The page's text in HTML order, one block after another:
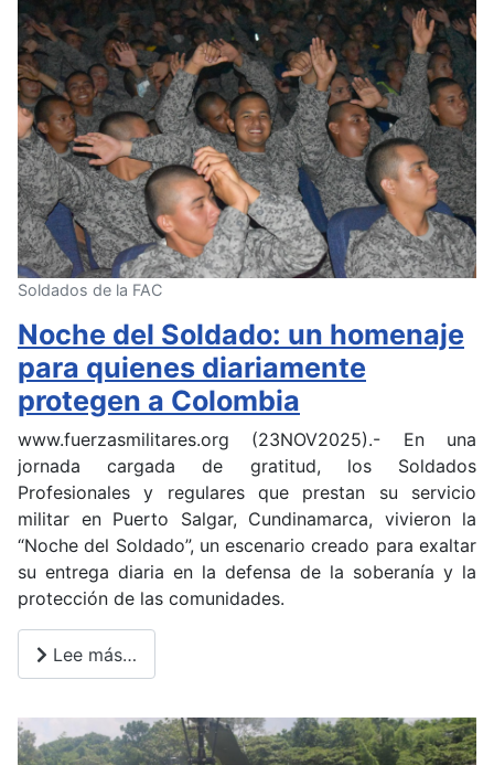
Soldados de la FAC
Noche del Soldado: un homenaje
para quienes diariamente
protegen a Colombia
www.fuerzasmilitares.org (23NOV2025).- En una
jornada cargada de gratitud, los Soldados
Profesionales y regulares que prestan su servicio
militar en Puerto Salgar, Cundinamarca, vivieron la
“Noche del Soldado”, un escenario creado para exaltar
su entrega diaria en la defensa de la soberanía y la
protección de las comunidades.
Lee más…